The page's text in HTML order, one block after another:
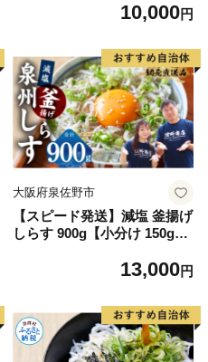
の ひらき 詰め合わせ 冷凍 丸
鰯 いわし イワシ 切り身 おつ
まみ おかず 惣菜 人気 珍味
グルメ 規格外 国産 新鮮 魚介
天然 乾き物 乾物 酒のあて 旬
季節 お中元 お歳暮 母の日 父
の日 武久海産 愛南町 愛媛県
10,000円
大阪府泉佐野市
【スピード発送】減塩 釜揚げ
しらす 900g【小分け 150g×6
加 産地直送 sirasu 海鮮 しら
13,000円